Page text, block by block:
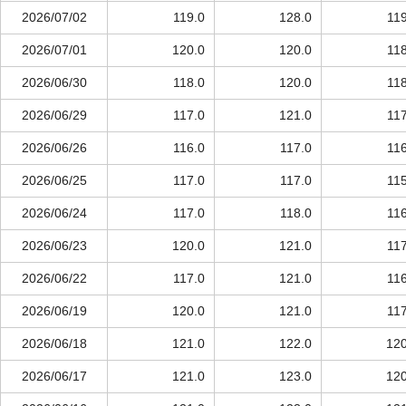
2026/07/02 119.0 128.0
2026/07/01 120.0 120.0
2026/06/30 118.0 120.0
2026/06/29 117.0 121.0
2026/06/26 116.0 117.0
2026/06/25 117.0 117.0
2026/06/24 117.0 118.0
2026/06/23 120.0 121.0
2026/06/22 117.0 121.0
2026/06/19 120.0 121.0
2026/06/18 121.0 122.0
2026/06/17 121.0 123.0